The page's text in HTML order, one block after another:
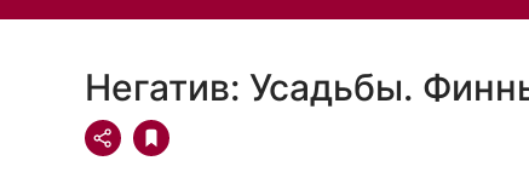
Негатив: Усадьбы.